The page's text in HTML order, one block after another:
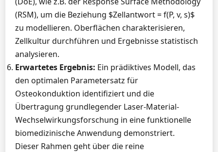
(RSM), um die Beziehung $Zellantwort = f(P, v, s)$
zu modellieren. Oberflächen charakterisieren,
Zellkultur durchführen und Ergebnisse statistisch
analysieren.
Erwartetes Ergebnis: Ein prädiktives Modell, das
den optimalen Parametersatz für
Osteokonduktion identifiziert und die
Übertragung grundlegender Laser-Material-
Wechselwirkungsforschung in eine funktionelle
biomedizinische Anwendung demonstriert.
Dieser Rahmen geht über die reine